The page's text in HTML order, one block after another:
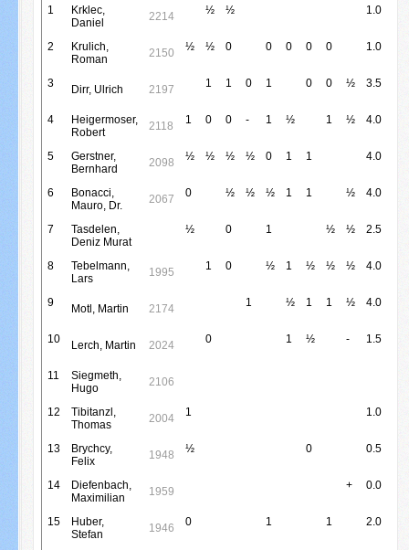
1
Krklec,
Daniel
2214 ½ ½ 1.0
2
Krulich,
Roman
2150 ½ ½ 0 0 0 0 0 1.0
3 Dirr, Ulrich 2197 1 1 0 1 0 0 ½ 3.5
4
Heigermoser,
Robert
2118 1 0 0 - 1 ½ 1 ½ 4.0
5
Gerstner,
Bernhard
2098 ½ ½ ½ ½ 0 1 1 4.0
6
Bonacci,
Mauro, Dr.
2067 0 ½ ½ ½ 1 1 ½ 4.0
7
Tasdelen,
Deniz Murat
½ 0 1 ½ ½ 2.5
8
Tebelmann,
Lars
1995 1 0 ½ 1 ½ ½ ½ 4.0
9 Motl, Martin 2174 1 ½ 1 1 ½ 4.0
10 Lerch, Martin 2024 0 1 ½ - 1.5
11
Siegmeth,
Hugo
2106
12
Tibitanzl,
Thomas
2004 1 1.0
13
Brychcy,
Felix
1948 ½ 0 0.5
14
Diefenbach,
Maximilian
1959 + 0.0
15
Huber,
Stefan
1946 0 1 1 2.0